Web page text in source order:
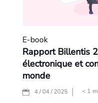
E-book
Rapport Billentis
électronique et
monde
4 / 04 / 2025 < 1